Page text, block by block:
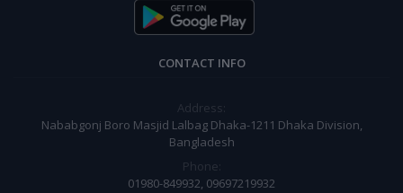
CONTACT INFO
Address:
Nababgonj Boro Masjid Lalbag Dhaka-1211 Dhaka Division,
Bangladesh
Phone:
01980-849932, 09697219932